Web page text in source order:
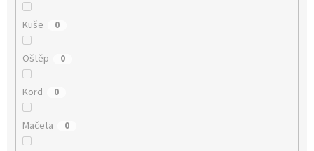
Kuše 0
Oštěp 0
Kord 0
Mačeta 0